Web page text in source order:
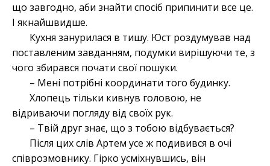
що завгодно, аби знайти спосіб припинити все це.
І якнайшвидше.
Кухня занурилася в тишу. Юст роздумував над
поставленим завданням, подумки вирішуючи те, з
чого збирався почати свої пошуки.
– Мені потрібні координати того будинку.
Хлопець тільки кивнув головою, не
відриваючи погляду від своїх рук.
– Твій друг знає, що з тобою відбувається?
Після цих слів Артем усе ж подивився в очі
співрозмовнику. Гірко усміхнувшись, він